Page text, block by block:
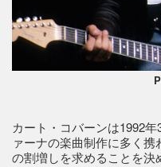
カート・コバーンは1992
ァーナの楽曲制作に多く
の割増しを求めることを決